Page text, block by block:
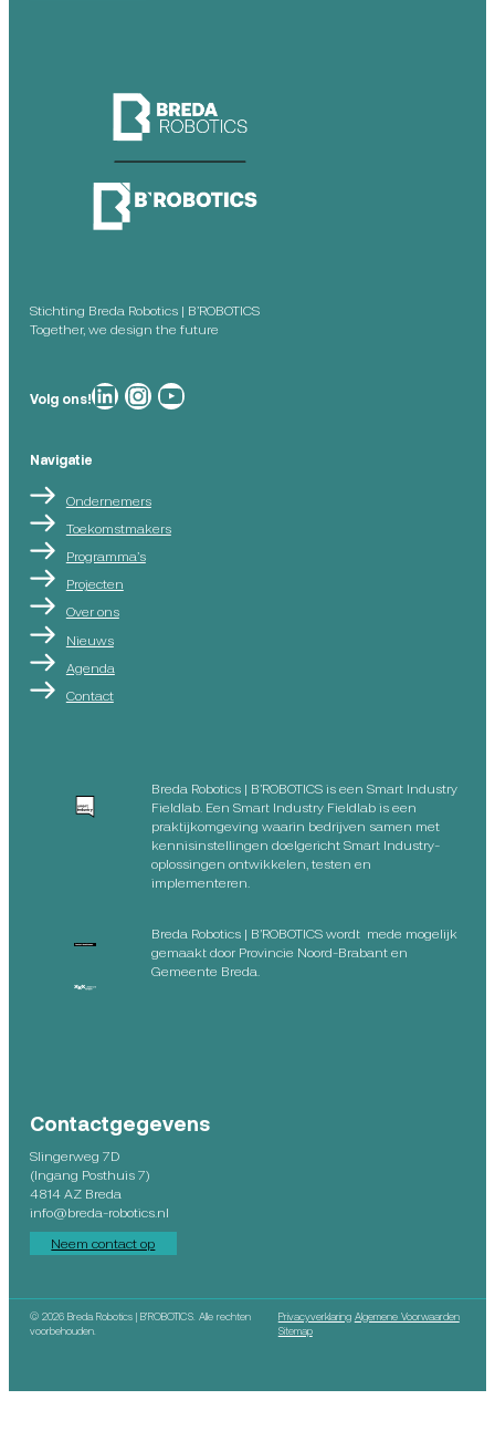
Stichting Breda Robotics | B’ROBOTICS
Together, we design the future
Volg ons!Breda Robotics op Breda Robotics op Instagram
Breda Robotics op
Navigatie
Ondernemers
Toekomstmakers
Programma’s
Projecten
Over ons
Nieuws
Agenda
Contact
Breda Robotics | B’ROBOTICS is een Smart Industry
Fieldlab. Een Smart Industry Fieldlab is een
praktijkomgeving waarin bedrijven samen met
kennisinstellingen doelgericht Smart Industry-
oplossingen ontwikkelen, testen en
implementeren.
Breda Robotics | B’ROBOTICS wordt mede mogelijk
gemaakt door Provincie Noord-Brabant en
Gemeente Breda.
Contactgegevens
Slingerweg 7D
(Ingang Posthuis 7)
4814 AZ Breda
info@breda-robotics.nl
Neem contact op
©2026 Breda Robotics | B’ROBOTICS. Alle rechten
voorbehouden.
Privacyverklaring Algemene Voorwaarden
Sitemap